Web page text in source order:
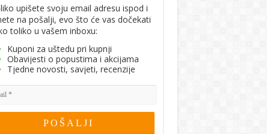
upišete svoju email adresu ispod i
na pošalji, evo što će vas dočekati
toliko u vašem inboxu:
Kuponi za uštedu pri kupnji
Obavijesti o popustima i akcijama
Tjedne novosti, savjeti, recenzije